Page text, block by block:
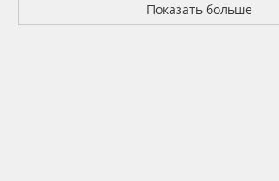
Показать больше